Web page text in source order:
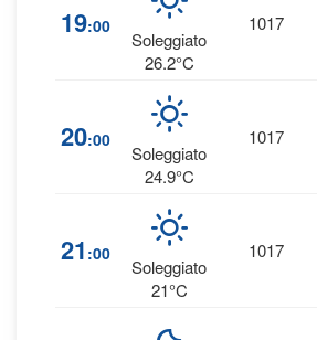
19:00
Soleggiato
26.2°C
1017
20:00
Soleggiato
24.9°C
1017
21 :00
Soleggiato
21°C
1017